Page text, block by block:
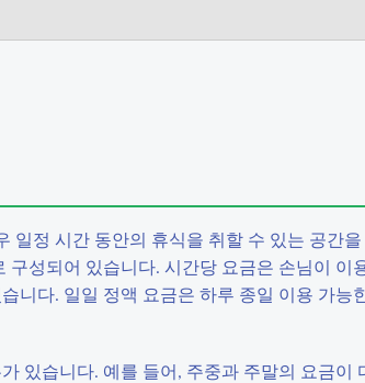
일정 시간 동안의 휴식을 취할 수 있는 공간
성되어 있습니다. 시간당 요금은 손님이 이
니다. 일일 정액 요금은 하루 종일 이용 가능
있습니다. 예를 들어, 주중과 주말의 요금이